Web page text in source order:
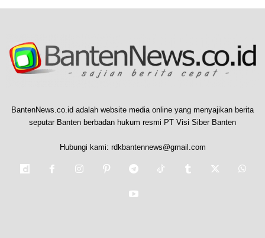
BantenNews.co.id adalah website media online yang menyajikan berita
seputar Banten berbadan hukum resmi PT Visi Siber Banten
Hubungi kami: rdkbantennews@gmail.com